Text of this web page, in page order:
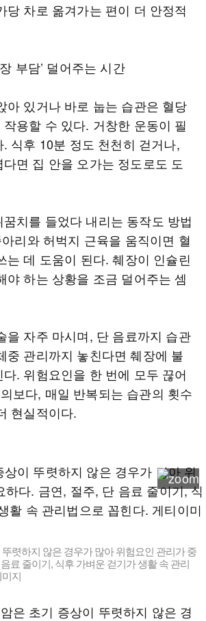
당 차로 옮겨가는 편이 더 안정적
부담’ 덜어주는 시간
아 있거나 바로 눕는 습관은 혈당
용할 수 있다. 거창한 운동이 필
. 식후 10분 정도 천천히 걷거나,
면 집 안을 오가는 정도로도 도
치를 들었다 내리는 동작도 방법
리와 허벅지 근육을 움직이면 혈
는 데 도움이 된다. 췌장이 인슐린
야 하는 상황을 조금 덜어주는 셈
을 자주 마시며, 단 음료까지 습관
중 관리까지 놓친다면 췌장에 불
. 위험요인을 한 번에 모두 끊어
보다, 매일 반복되는 습관의 횟수
현실적이다.
렷하지 않은 경우가 많아 위험요인 관리가 중
료 줄이기, 식후 가벼운 걷기가 생활 속 관리
지
은 초기 증상이 뚜렷하지 않은 경